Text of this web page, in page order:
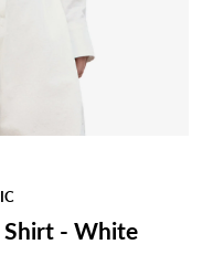
- White